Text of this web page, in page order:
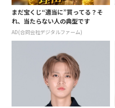
まだ宝くじ“適当に”買ってる？そ
れ、当たらない人の典型です
AD(合同会社デジタルファーム)